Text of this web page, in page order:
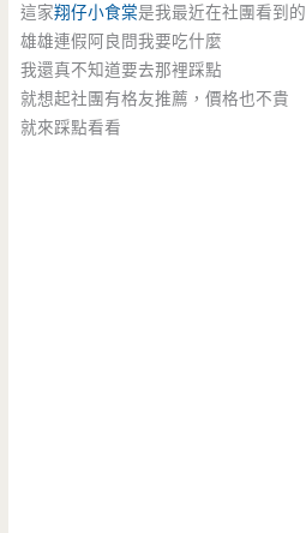
這家翔仔小食棠是我最近在社團看到的
雄雄連假阿良問我要吃什麼
我還真不知道要去那裡踩點
就想起社團有格友推薦，價格也不貴
就來踩點看看